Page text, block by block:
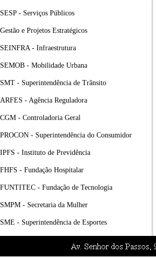
SESP - Serviços Públicos
Gestão e Projetos Estratégicos
SEINFRA - Infraestrutura
SEMOB - Mobilidade Urbana
SMT - Superintendência de Trânsito
ARFES - Agência Reguladora
CGM - Controladoria Geral
PROCON - Superintendência do Consumidor
IPFS - Instituto de Previdência
FHFS - Fundação Hospitalar
FUNTITEC - Fundação de Tecnologia
SMPM - Secretaria da Mulher
SME - Superintendência de Esportes